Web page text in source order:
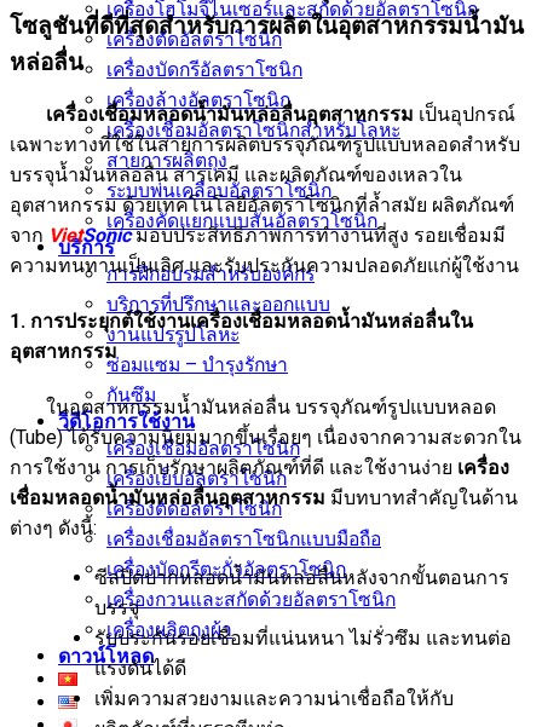
เครื่องโฮโมจีไนเซอร์และสกัดด้วยอัลตราโซนิก
เครื่องตัดอัลตราโซนิก
เครื่องบัดกรีอัลตราโซนิก
เครื่องล้างอัลตราโซนิก
เครื่องเชื่อมอัลตราโซนิกสำหรับโลหะ
สายการผลิตถุง
ระบบพ่นเคลือบอัลตราโซนิก
เครื่องคัดแยกแบบสั่นอัลตราโซนิก
บริการ
การฝึกอบรมสำหรับองค์กร
บริการที่ปรึกษาและออกแบบ
งานแปรรูปโลหะ
ซ่อมแซม – บำรุงรักษา
กันซึม
วิดีโอการใช้งาน
เครื่องเชื่อมอัลตราโซนิก
เครื่องเย็บอัลตราโซนิก
เครื่องตัดอัลตราโซนิก
เครื่องเชื่อมอัลตราโซนิกแบบมือถือ
เครื่องบัดกรีตะกั่วอัลตราโซนิก
เครื่องกวนและสกัดด้วยอัลตราโซนิก
เครื่องผลิตถุงผ้า
ดาวน์โหลด
โซลูชันที่ดีที่สุดสำหรับการผลิตในอุตสาหกรรมน้ำมัน
หล่อลื่น
เครื่องเชื่อมหลอดน้ำมันหล่อลื่นอุตสาหกรรม เป็นอุปกรณ์
เฉพาะทางที่ใช้ในสายการผลิตบรรจุภัณฑ์รูปแบบหลอดสำหรับ
บรรจุน้ำมันหล่อลื่น สารเคมี และผลิตภัณฑ์ของเหลวใน
อุตสาหกรรม ด้วยเทคโนโลยีอัลตราโซนิกที่ล้ำสมัย ผลิตภัณฑ์
จาก VietSonicมอบประสิทธิภาพการทำงานที่สูง รอยเชื่อมมี
ความทนทานเป็นเลิศ และรับประกันความปลอดภัยแก่ผู้ใช้งาน
1. การประยุกต์ใช้งานเครื่องเชื่อมหลอดน้ำมันหล่อลื่นใน
อุตสาหกรรม
ในอุตสาหกรรมน้ำมันหล่อลื่น บรรจุภัณฑ์รูปแบบหลอด
(Tube) ได้รับความนิยมมากขึ้นเรื่อยๆ เนื่องจากความสะดวกใน
การใช้งาน การเก็บรักษาผลิตภัณฑ์ที่ดี และใช้งานง่าย เครื่อง
เชื่อมหลอดน้ำมันหล่อลื่นอุตสาหกรรม มีบทบาทสำคัญในด้าน
ต่างๆ ดังนี้:
ซีลปิดปากหลอดน้ำมันหล่อลื่นหลังจากขั้นตอนการ
บรรจุ
รับประกันรอยเชื่อมที่แน่นหนา ไม่รั่วซึม และทนต่อ
แรงดันได้ดี
เพิ่มความสวยงามและความน่าเชื่อถือให้กับ